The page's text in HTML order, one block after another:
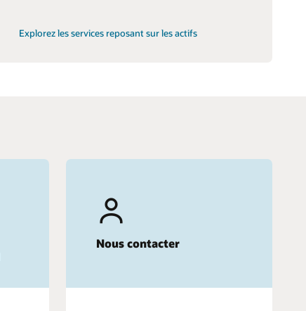
Explorez les services reposant sur les actifs
Nous contacter